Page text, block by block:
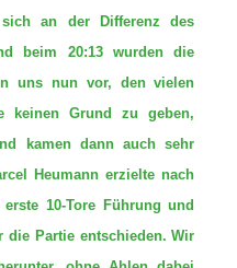
an der Differenz des
beim 20:13 wurden die
uns nun vor, den vielen
keinen Grund zu geben,
kamen dann auch sehr
Heumann erzielte nach
10-Tore Führung und
die Partie entschieden. Wir